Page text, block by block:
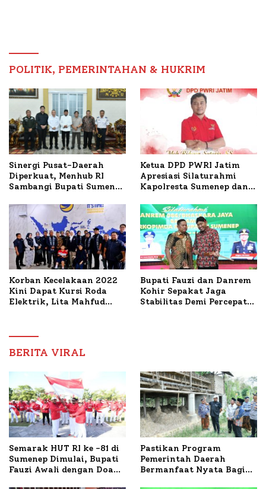
POLITIK, PEMERINTAHAN & HUKRIM
Sinergi Pusat-Daerah
Diperkuat, Menhub RI
Sambangi Bupati Sumenep
Mutiara Sentosa II
Ketua DPD PWRI Jatim
Apresiasi Silaturahmi
Kapolresta Sumenep dan
Ideal Polri-Pers
Korban Kecelakaan 2022
Kini Dapat Kursi Roda
Elektrik, Lita Mahfud
Nabil
Bupati Fauzi dan Danrem
Kohir Sepakat Jaga
Stabilitas Demi Percepat
BERITA VIRAL
Semarak HUT RI ke -81 di
Sumenep Dimulai, Bupati
Fauzi Awali dengan Doa
Pastikan Program
Pemerintah Daerah
Bermanfaat Nyata Bagi